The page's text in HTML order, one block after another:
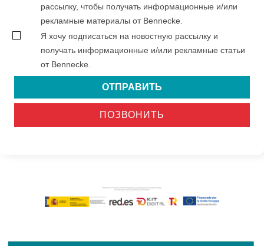
рассылку, чтобы получать информационные и/или
рекламные материалы от Bennecke.
Я хочу подписаться на новостную рассылку и
получать информационные и/или рекламные статьи
от Bennecke.
ОТПРАВИТЬ
ПОЗВОНИТЬ